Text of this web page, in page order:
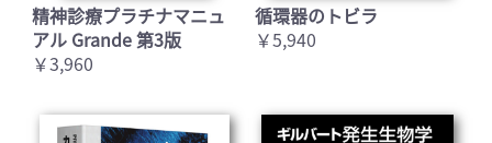
精神診療プラチナマニュ
アル Grande 第3版
￥3,960
循環器のトビラ
￥5,940